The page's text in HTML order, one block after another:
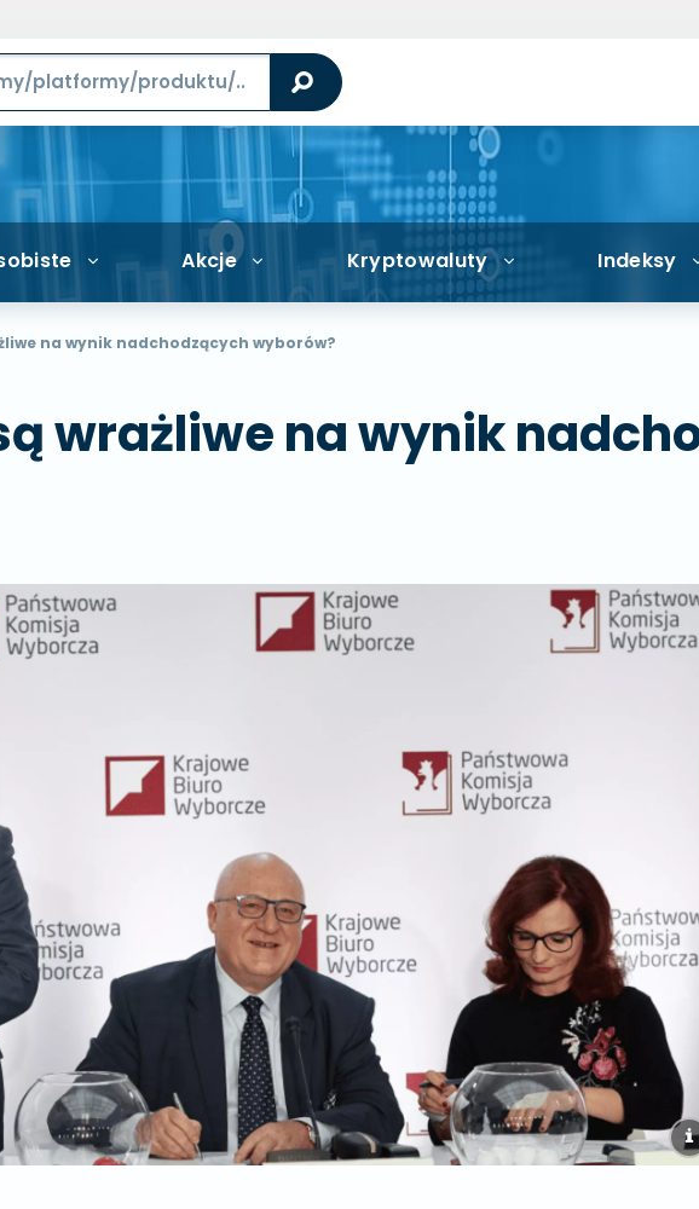
Akcje Kryptowaluty Indeksy
na wynik nadchodzących wyborów?
wrażliwe na wynik